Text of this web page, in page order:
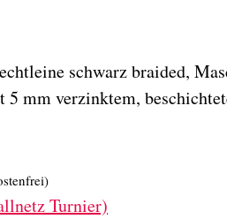
schwarz braided,
mm verzinktem,
Turnier)